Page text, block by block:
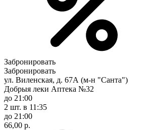
Забронировать
Забронировать
ул. Виленская, д. 67А (м-н "Санта")
Добрыя леки Аптека №32
до 21:00
2 шт. в 11:35
до 21:00
66,00 р.